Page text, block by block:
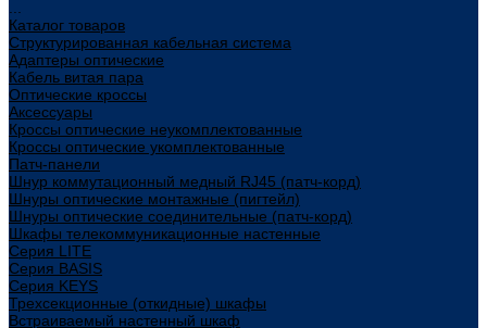
Каталог товаров
Структурированная кабельная система
Адаптеры оптические
Кабель витая пара
Оптические кроссы
Аксессуары
Кроссы оптические неукомплектованные
Кроссы оптические укомплектованные
Патч-панели
Шнур коммутационный медный RJ45 (патч-корд)
Шнуры оптические монтажные (пигтейл)
Шнуры оптические соединительные (патч-корд)
Шкафы телекоммуникационные настенные
Cерия LITE
Cерия BASIS
Cерия KEYS
Трехсекционные (откидные) шкафы
Встраиваемый настенный шкаф